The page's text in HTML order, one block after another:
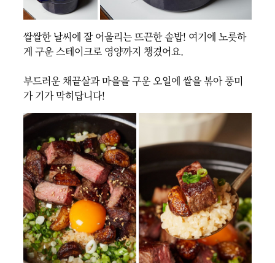
쌀쌀한 날씨에 잘 어울리는 뜨끈한 솥밥! 여기에 노릇하
게 구운 스테이크로 영양까지 챙겼어요.
부드러운 채끝살과 마을을 구운 오일에 쌀을 볶아 풍미
가 기가 막히답니다!